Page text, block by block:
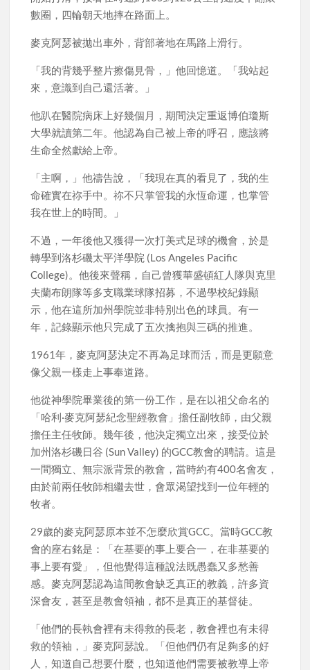
數圈，四輪朝天地摔在路面上。
麥克阿瑟被拋出車外，背部著地在馬路上滑行。
「我的背幾乎整片擦傷見骨，」他回憶道。「我站起
來，意識到自己還活著。」
他趴在醫院病床上好幾個月，期間決定重返博伯瓊斯
大學就讀第二年。他認為自己被上帝的呼召，應該將
生命全然獻給上帝。
「主啊，」他禱告說，「我現在真的看見了，我的生
命確實在祢手中。祢不只掌管我的永恆命運，也掌管
我在世上的時間。」
不過，一年後他又獲得一次打美式足球的機會，於是
轉學到洛杉磯太平洋學院 (Los Angeles Pacific
College)。他後來聲稱，自己曾獲華盛頓紅人隊與克里
夫蘭布朗隊等多支職業球隊招募，不過學校紀錄顯
示，他在這所加州學院並非特別出色的球員。有一
年，記錄顯示他只完成了五次擒抱與三碼的推進。
1961年，麥克阿瑟決定不再為足球而活，而是更願意
像父親一樣走上事奉道路。
他從神學院畢業後的第一份工作，是在以祖父命名的
「哈利·麥克阿瑟紀念聖經教會」擔任副牧師，由父親
擔任主任牧師。幾年後，他決定獨立出來，接受位於
加州洛杉磯日谷 (Sun Valley) 的GCC教會的聘請。這是
一間獨立、無宗派背景的教會，當時約有400名會友，
由於前兩任牧師相繼去世，會眾渴望找到一位年輕的
牧者。
29歲的麥克阿瑟原本並不怎麼欣賞GCC。當時GCC教
會的座右銘是：「在基要的事上要合一，在非基要的
事上要有愛」，但他覺得這種說法既愚蠢又多愁善
感。麥克阿瑟認為這間教會缺乏真正的教義，許多資
深會友，甚至是教會領袖，都不是真正的基督徒。
「他們的長執會裡有未得救的長老，教會裡也有未得
救的領袖，」麥克阿瑟說。「但他們仍有足夠多的好
人，知道自己想要什麼，也知道他們需要被教導上帝